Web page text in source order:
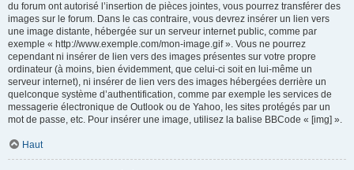
du forum ont autorisé l’insertion de pièces jointes, vous pourrez transférer des
images sur le forum. Dans le cas contraire, vous devrez insérer un lien vers
une image distante, hébergée sur un serveur internet public, comme par
exemple « http://www.exemple.com/mon-image.gif ». Vous ne pourrez
cependant ni insérer de lien vers des images présentes sur votre propre
ordinateur (à moins, bien évidemment, que celui-ci soit en lui-même un
serveur internet), ni insérer de lien vers des images hébergées derrière un
quelconque système d’authentification, comme par exemple les services de
messagerie électronique de Outlook ou de Yahoo, les sites protégés par un
mot de passe, etc. Pour insérer une image, utilisez la balise BBCode « [img] ».
Haut